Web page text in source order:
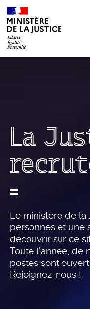
Aller au contenu
La
Le ministère de la
personnes et une
découvrir sur ce
Toute l'année, de
postes sont
Rejoignez-nous !